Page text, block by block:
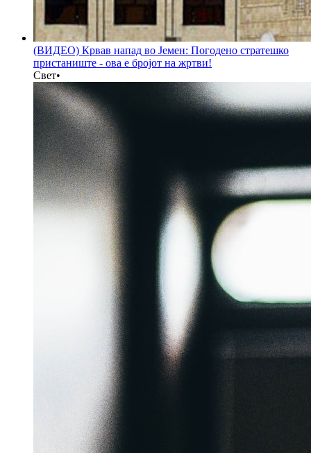
(ВИДЕО) Крвав напад во Јемен: Погодено стратешко
пристаниште - ова е бројот на жртви!
Свет•